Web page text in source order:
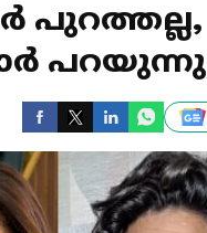
പുറത്തല്ല,
പറയുന്നു